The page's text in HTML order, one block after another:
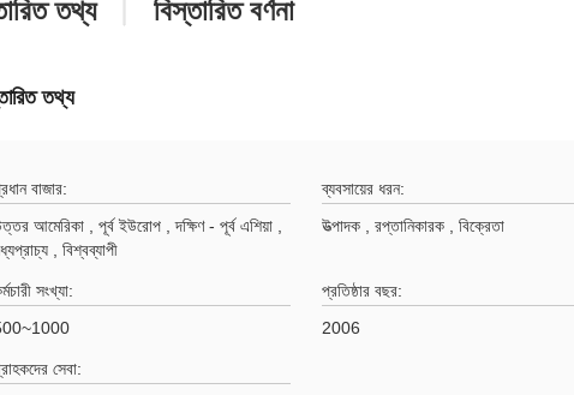
তথ্য বিস্তারিত বর্ণনা
তথ্য
বাজার:
আমেরিকা , পূর্ব ইউরোপ , দক্ষিণ - পূর্ব এশিয়া ,
, বিশ্বব্যাপী
ব্যবসায়ের ধরন:
উত্পাদক , রপ্তানিকারক , বিক্রেতা
সংখ্যা:
প্রতিষ্ঠার বছর:
2006
সেবা: